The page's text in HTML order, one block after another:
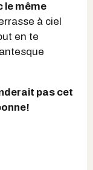
le même
à ciel
en te
pas cet